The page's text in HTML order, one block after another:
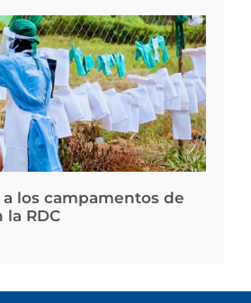
los campamentos de
la RDC